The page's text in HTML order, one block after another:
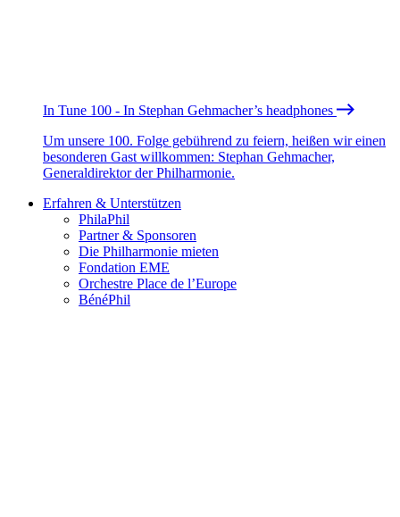
In Tune 100 - In Stephan Gehmacher’s headphones
Um unsere 100. Folge gebührend zu feiern, heißen wir einen
besonderen Gast willkommen: Stephan Gehmacher,
Generaldirektor der Philharmonie.
Erfahren & Unterstützen
PhilaPhil
Partner & Sponsoren
Die Philharmonie mieten
Fondation EME
Orchestre Place de l’Europe
BénéPhil